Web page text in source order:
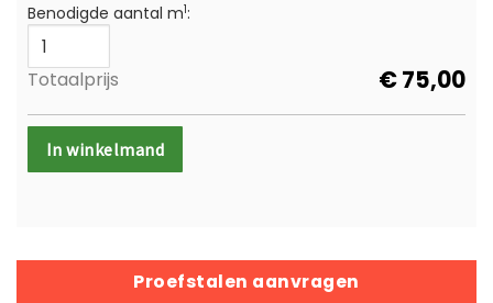
Benodigde aantal m1:
Totaalprijs €75,00
In winkelmand
Proefstalen aanvragen